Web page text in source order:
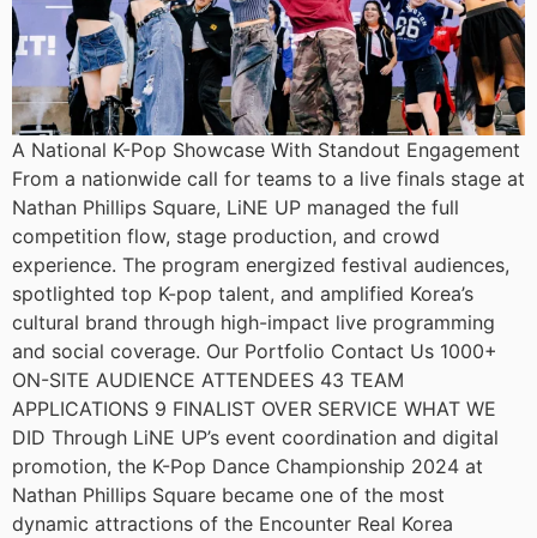
A National K-Pop Showcase With Standout Engagement
From a nationwide call for teams to a live finals stage at
Nathan Phillips Square, LiNE UP managed the full
competition flow, stage production, and crowd
experience. The program energized festival audiences,
spotlighted top K-pop talent, and amplified Korea’s
cultural brand through high-impact live programming
and social coverage. Our Portfolio Contact Us 1000+
ON-SITE AUDIENCE ATTENDEES 43 TEAM
APPLICATIONS 9 FINALIST OVER SERVICE WHAT WE
DID Through LiNE UP’s event coordination and digital
promotion, the K-Pop Dance Championship 2024 at
Nathan Phillips Square became one of the most
dynamic attractions of the Encounter Real Korea